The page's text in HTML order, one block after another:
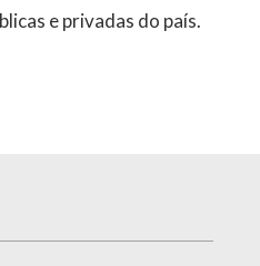
e privadas do país.